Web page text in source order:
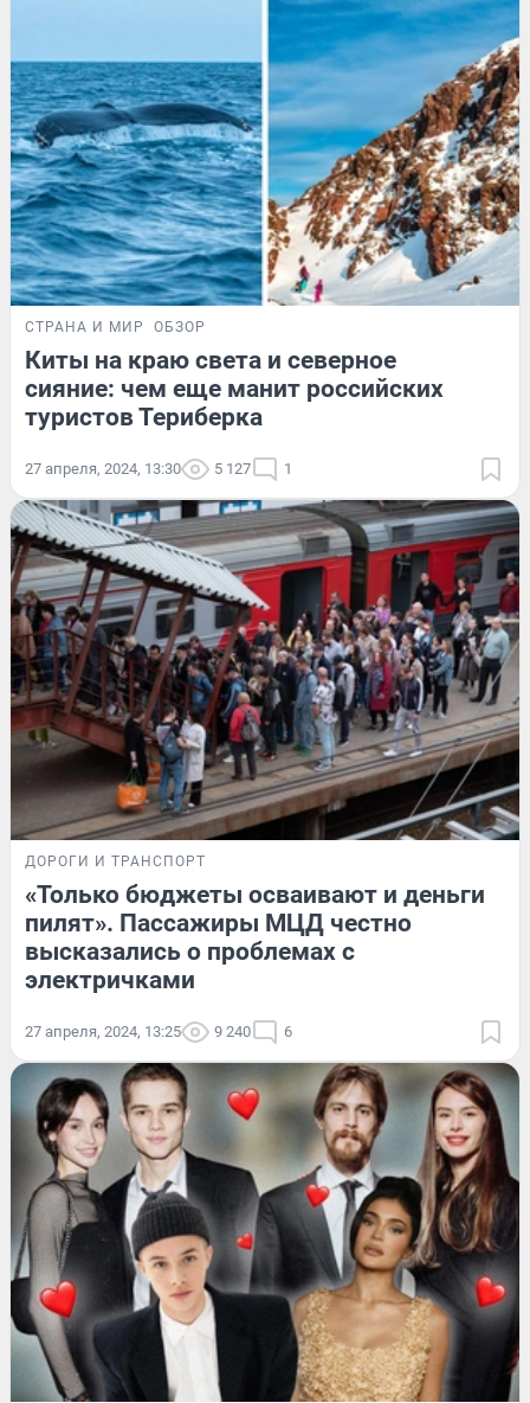
СТРАНА И МИР ОБЗОР
Киты на краю света и северное
сияние: чем еще манит российских
туристов Териберка
27 апреля, 2024, 13:30 5 127 1
ДОРОГИ И ТРАНСПОРТ
«Только бюджеты осваивают и деньги
пилят». Пассажиры МЦД честно
высказались о проблемах с
электричками
27 апреля, 2024, 13:25 9 240 6